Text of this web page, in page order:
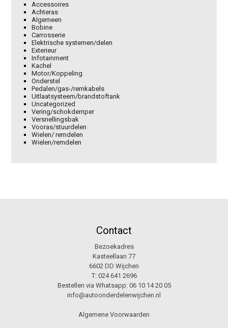
Accessoires
Achteras
Algemeen
Bobine
Carrosserie
Elektrische systemen/delen
Exterieur
Infotainment
Kachel
Motor/Koppeling
Onderstel
Pedalen/gas-/remkabels
Uitlaatsysteem/brandstoftank
Uncategorized
Vering/schokdemper
Versnellingsbak
Vooras/stuurdelen
Wielen/ remdelen
Wielen/remdelen
Contact
Bezoekadres
Kasteellaan 77
6602 DD Wijchen
T: 024 641 2696
Bestellen via Whatsapp: 06 10 14 20 05
info@autoonderdelenwijchen.nl
Algemene Voorwaarden